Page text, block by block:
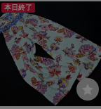
大きめサイズサロペット
本日終了